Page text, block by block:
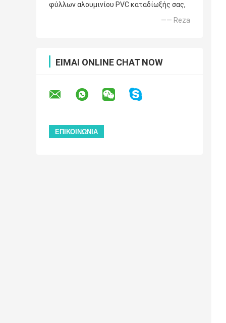
φύλλων αλουμινίου PVC καταδίωξής σας,
—— Reza
ΕΊΜΑΙ ONLINE CHAT NOW